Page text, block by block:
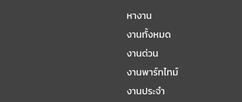
หางาน
งานทั้งหมด
งานด่วน
งานพาร์ทไทม์
งานประจำ